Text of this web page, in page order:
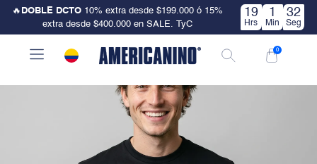
🔥 DOBLE DCTO 10% extra desde $199.000 ó 15%
extra desde $400.000 en SALE. TyC
19
Hrs
1
Min
31
Seg
0
Ropa Hombre Camisetas
50%OFF